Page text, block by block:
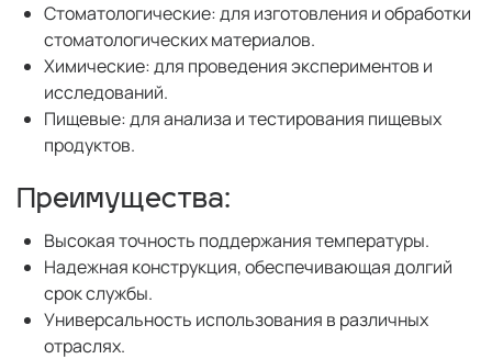
Стоматологические: для изготовления и обработки
стоматологических материалов.
Химические: для проведения экспериментов и
исследований.
Пищевые: для анализа и тестирования пищевых
продуктов.
Преимущества:
Высокая точность поддержания температуры.
Надежная конструкция, обеспечивающая долгий
срок службы.
Универсальность использования в различных
отраслях.